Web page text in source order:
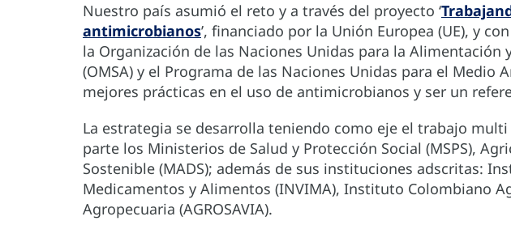
Nuestro país asumió el reto y a través del proyecto ‘
antimicrobianos’, financiado por la Unión Europea (UE), y
la Organización de las Naciones Unidas para la
(OMSA) y el Programa de las Naciones Unidas para el Medio
mejores prácticas en el uso de antimicrobianos y ser un
La estrategia se desarrolla teniendo como eje el trabajo
parte los Ministerios de Salud y Protección Social (MSPS),
Sostenible (MADS); además de sus instituciones adscritas:
Medicamentos y Alimentos (INVIMA), Instituto Colombiano
Agropecuaria (AGROSAVIA).